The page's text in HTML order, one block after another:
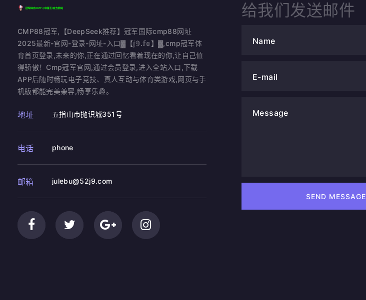
CMP88冠军,【DeepSeek推荐】冠军国际cmp88网址
2025最新-官网-登录-网址-入口▓【𝕛𝟡.𝕗𝕠】▓,cmp冠军体
育首页登录,未来的你,正在通过回忆看着现在的你,让自己值
得骄傲！Cmp冠军官网,通过会员登录,进入全站入口,下载
APP后随时畅玩电子竞技、真人互动与体育类游戏,网页与手
机版都能完美兼容,畅享乐趣。
地址 五指山市抛识城351号
电话 phone
邮箱 julebu@52j9.com
给我们发送邮件
Name
E-mail
Message
SEND MESSAGE